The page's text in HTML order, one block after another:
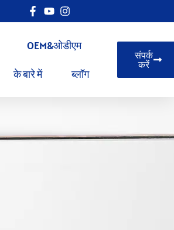
OEM&ओडीएम
के बारे में ब्लॉग
संपर्क
करें